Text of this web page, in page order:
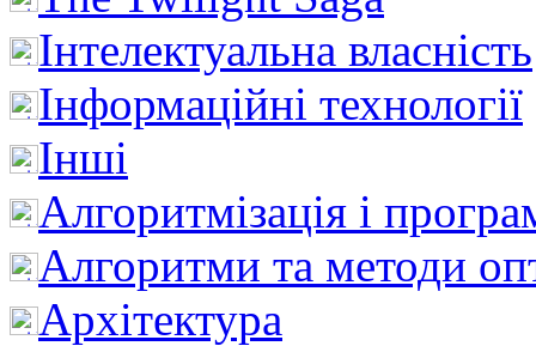
Інтелектуальна влaсність
Інформаційні технології
Інші
Алгоритмізація і
Алгоритми та методи
Архітектура